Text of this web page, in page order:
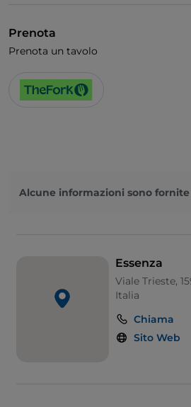
Prenota
Prenota un tavolo
Alcune informazioni sono fornite
Essenza
Viale Trieste,
Italia
Chiama
Sito Web